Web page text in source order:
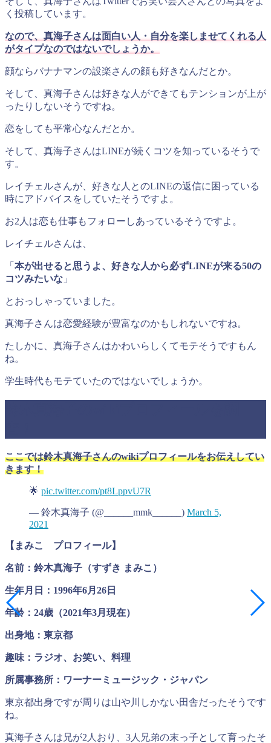
く投稿しています。
なので、真海子さんは面白い人・自分を楽しませてくれる人
がタイプなのではないでしょうか。
顔ならバナナマンの設楽さんの顔も好きなんだとか。
そして、真海子さんは好きな人ができてもテンションが上が
ったりしないそうですね。
恋をしても平常心なんだとか。
そして、真海子さんはLINEが続くコツを知っているそうで
す。
レイチェルさんが、好きな人とのLINEの返信に困っている
時にアドバイスをしていたそうですよ。
お2人は恋も仕事もフォローしあっているそうですよ。
レイチェルさんは、
「 本が出せると思うよ、好きな人から必ずLINEが来る50の
コツみたいな 」
とおっしゃっていました。
真海子さんは恋愛経験が豊富なのかもしれないですね。
たしかに、真海子さんはかわいらしくてモテそうですもん
ね。
学生時代もモテていたのではないでしょうか。
ここでは鈴木真海子さんのwikiプロフィールをお伝えしてい
きます！
🌟 pic.twitter.com/pt8LppvU7R
— 鈴木真海子 (@______mmk______) March 5,
2021
【まみこ プロフィール】
名前：鈴木真海子（すずき まみこ）
生年月日：1996年6月26日
年齢：24歳（2021年3月現在）
出身地：東京都
趣味：ラジオ、お笑い、料理
所属事務所：ワーナーミュージック・ジャパン
東京都出身ですが周りは山や川しかない田舎だったそうです
ね。
真海子さんは兄が2人おり、3人兄弟の末っ子として育ったそ